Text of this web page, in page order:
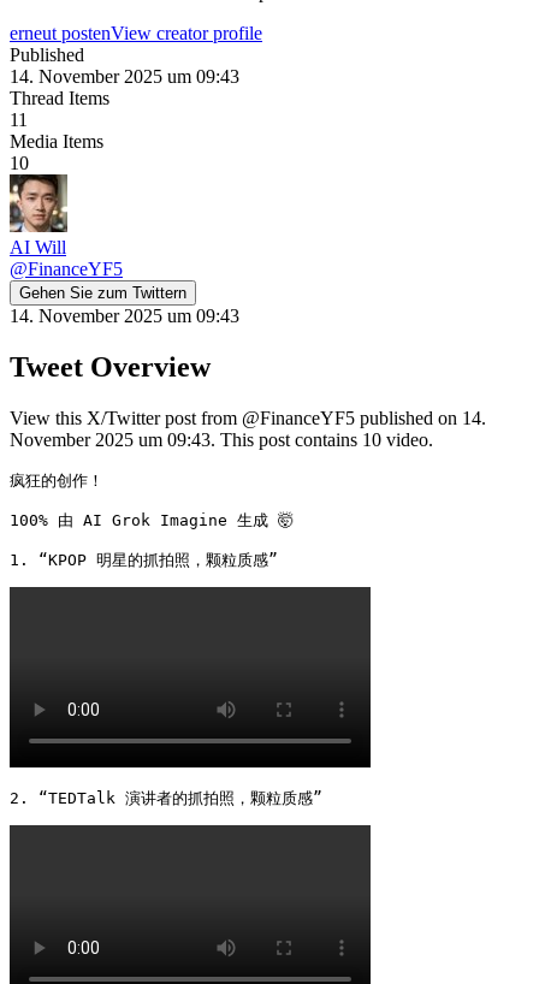
erneut postenView creator profile
Published
14. November 2025 um 09:43
Thread Items
11
Media Items
10
AI Will
@FinanceYF5
Gehen Sie zum Twittern
14. November 2025 um 09:43
Tweet Overview
View this X/Twitter post from @FinanceYF5 published on 14.
November 2025 um 09:43. This post contains 10 video.
疯狂的创作！
100% 由 AI Grok Imagine 生成 🤯
1. “KPOP 明星的抓拍照，颗粒质感”
2. “TEDTalk 演讲者的抓拍照，颗粒质感”